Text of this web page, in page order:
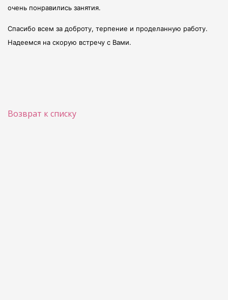
очень понравились занятия.
Спасибо всем за доброту, терпение и проделанную работу.
Надеемся на скорую встречу с Вами.
Возврат к списку